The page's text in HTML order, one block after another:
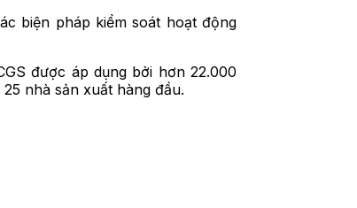
biện pháp kiểm soát hoạt động
được áp dụng bởi hơn 22.000
nhà sản xuất hàng đầu.